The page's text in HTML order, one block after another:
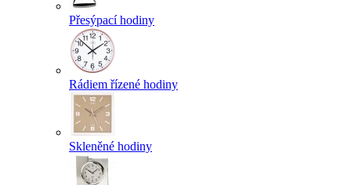
Přesýpací hodiny
Rádiem řízené hodiny
Skleněné hodiny